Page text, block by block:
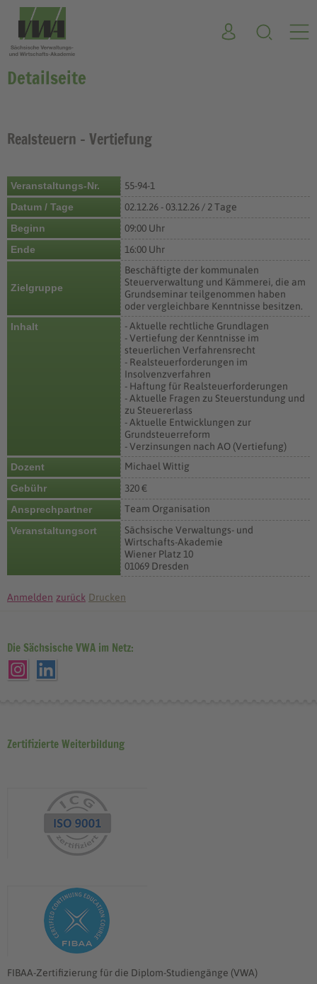
Detailseite
Realsteuern - Vertiefung
Veranstaltungs-Nr.
55-94-1
Datum / Tage
02.12.26 - 03.12.26 / 2 Tage
Beginn
09:00 Uhr
Ende
16:00 Uhr
Zielgruppe
Beschäftigte der kommunalen
Steuerverwaltung und Kämmerei, die am
Grundseminar teilgenommen haben
oder vergleichbare Kenntnisse besitzen.
Inhalt
- Aktuelle rechtliche Grundlagen
- Vertiefung der Kenntnisse im
steuerlichen Verfahrensrecht
- Realsteuerforderungen im
Insolvenzverfahren
- Haftung für Realsteuerforderungen
- Aktuelle Fragen zu Steuerstundung und
zu Steuererlass
- Aktuelle Entwicklungen zur
Grundsteuerreform
- Verzinsungen nach AO (Vertiefung)
Dozent
Michael Wittig
Gebühr
320 €
Ansprechpartner
Team Organisation
Veranstaltungsort
Sächsische Verwaltungs- und
Wirtschafts-Akademie
Wiener Platz 10
01069 Dresden
Anmelden zurück Drucken
Die Sächsische VWA im Netz:
Zertifizierte Weiterbildung
FIBAA-Zertifizierung für die Diplom-Studiengänge (VWA)